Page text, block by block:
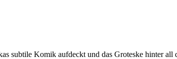
subtile Komik aufdeckt und das Groteske hinter all